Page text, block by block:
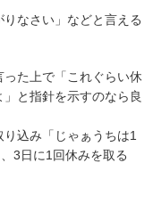
なさい」などと言える
た上で「これぐらい休
と指針を示すのなら良
込み「じゃぁうちは1
3日に1回休みを取る